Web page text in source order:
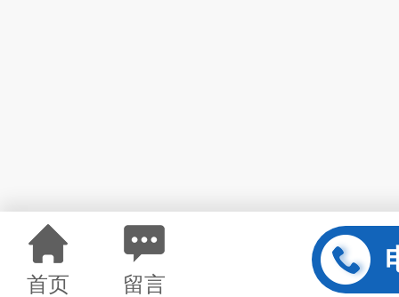
首页 留言